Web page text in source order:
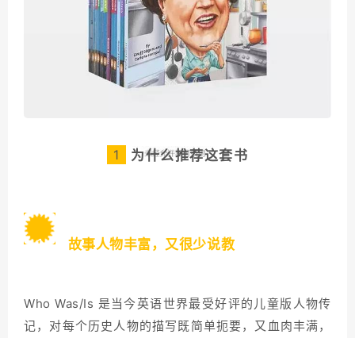
1 为什么推荐这套书
1 故事人物丰富，又很少说教
Who Was/Is 是当今英语世界最受好评的儿童版人物传
记，对每个历史人物的描写既简单扼要，又血肉丰满，